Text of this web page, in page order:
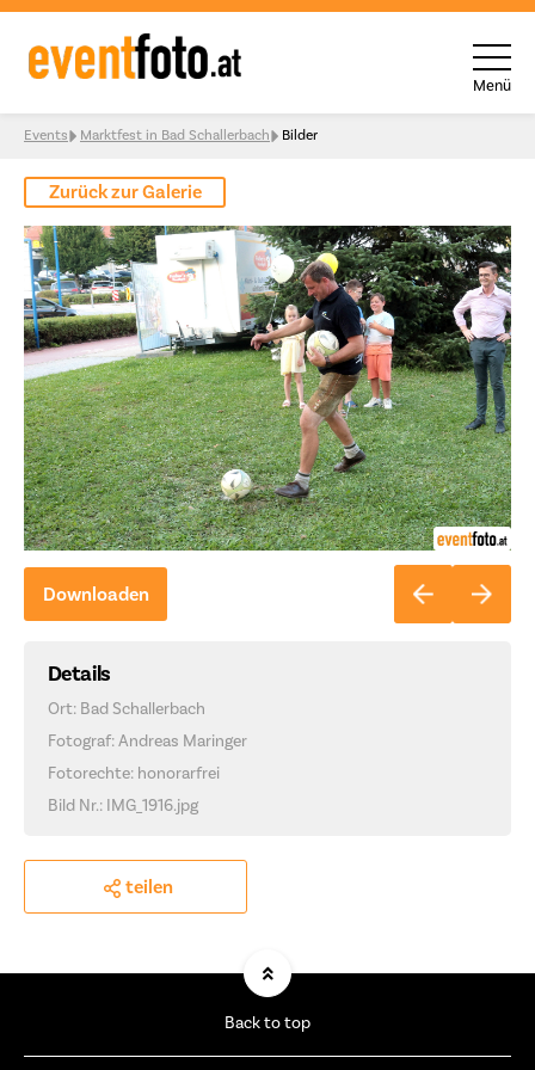
Skip to content
Menü
Events Marktfest in Bad Schallerbach Bilder
Zurück zur Galerie
Downloaden
Details
Ort: Bad Schallerbach
Fotograf: Andreas Maringer
Fotorechte: honorarfrei
Bild Nr.: IMG_1916.jpg
teilen
Back to top